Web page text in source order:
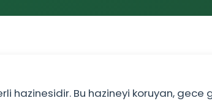
hazinesidir. Bu hazineyi koruyan,